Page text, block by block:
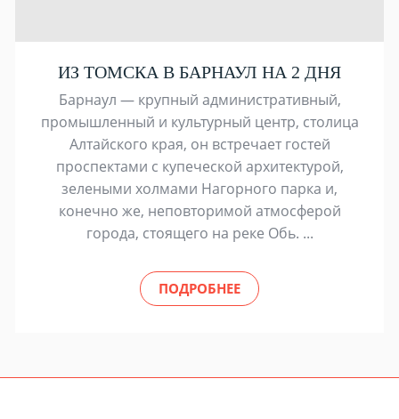
ИЗ ТОМСКА В БАРНАУЛ НА 2 ДНЯ
Барнаул — крупный административный,
промышленный и культурный центр, столица
Алтайского края, он встречает гостей
проспектами с купеческой архитектурой,
зелеными холмами Нагорного парка и,
конечно же, неповторимой атмосферой
города, стоящего на реке Обь. ...
ПОДРОБНЕЕ